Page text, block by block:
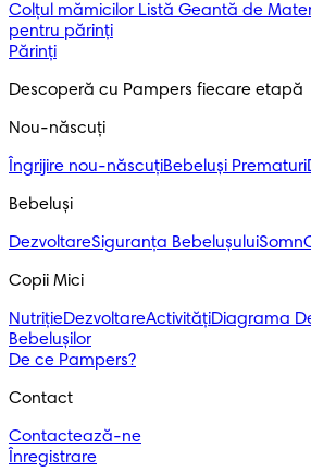
Colțul mămicilor Listă Geantă de
pentru părinți
Părinți
Descoperă cu Pampers fiecare etapă
Nou-născuți
Îngrijire nou-născuțiBebeluși Prematuri
Bebeluși
DezvoltareSiguranța BebelușuluiSomn
Copii Mici
NutrițieDezvoltareActivitățiDiagrama
Bebelușilor
De ce Pampers?
Contact
Contactează-ne
Înregistrare